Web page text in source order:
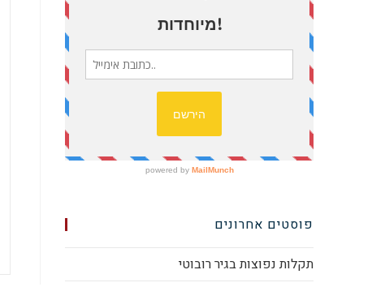
פוסטים אחרונים
תקלות נפוצות בגיר רובוטי